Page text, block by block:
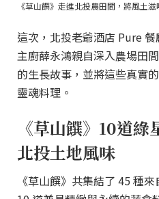
《草山饌》走進北投農田間，將風土
這次，北投老爺酒店 Pure
主廚薛永鴻親自深入農場田
的生長故事，並將這些真實
靈魂料理。
《草山饌》10道
北投土地風味
《草山饌》共集結了 45 種